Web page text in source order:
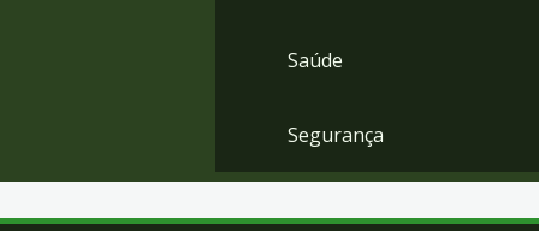
Saúde
Segurança